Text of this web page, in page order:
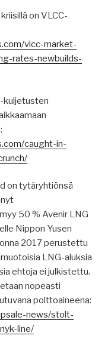
on VLCC-
vlcc-market-
rates-newbuilds-
kuljetusten
caught-in-
on tytäryhtiönsä
50 % Avenir LNG
Nippon Yusen
2017 perustettu
LNG-aluksia
ehtoja ei julkistettu.
nopeasti
polttoaineena:
news/stolt-
line/